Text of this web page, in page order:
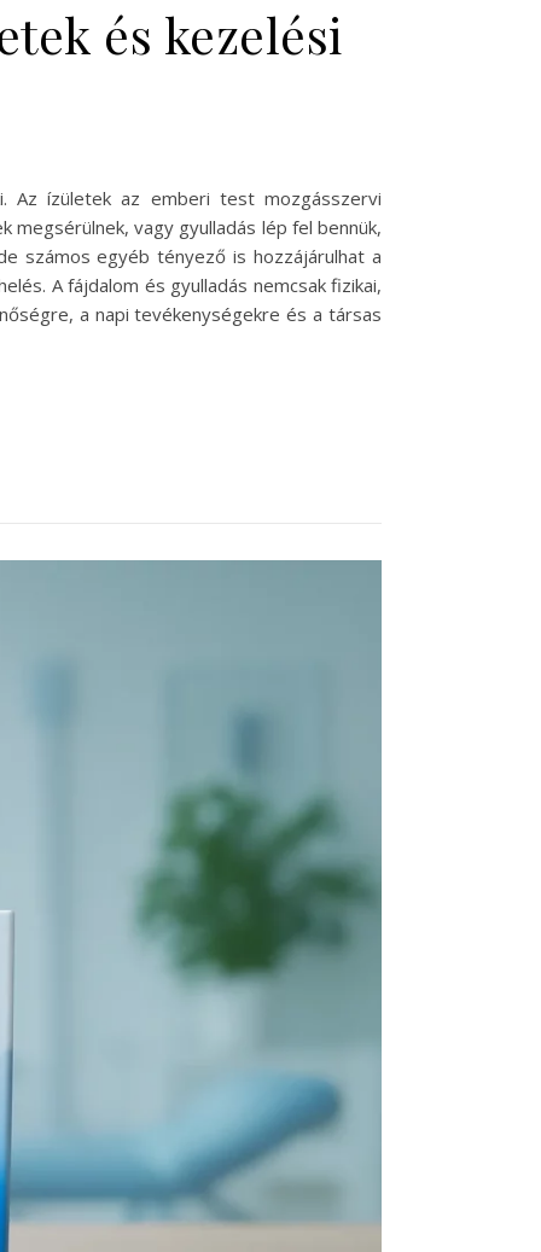
és kezelési
Az ízületek az emberi test mozgásszervi
vagy gyulladás lép fel bennük,
számos egyéb tényező is hozzájárulhat a
A fájdalom és gyulladás nemcsak fizikai,
a napi tevékenységekre és a társas